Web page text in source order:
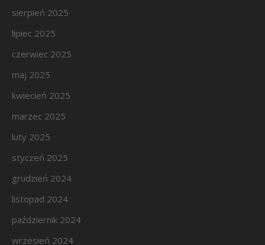
sierpień 2025
lipiec 2025
czerwiec 2025
maj 2025
kwiecień 2025
marzec 2025
luty 2025
styczeń 2025
grudzień 2024
listopad 2024
październik 2024
wrzesień 2024